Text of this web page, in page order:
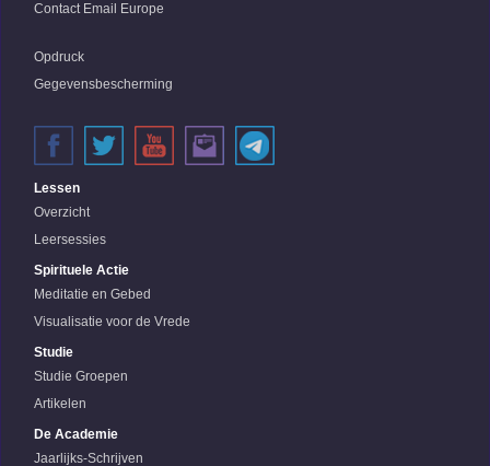
Contact Email Europe
Opdruck
Gegevensbescherming
Lessen
Overzicht
Leersessies
Spirituele Actie
Meditatie en Gebed
Visualisatie voor de Vrede
Studie
Studie Groepen
Artikelen
De Academie
Jaarlijks-Schrijven